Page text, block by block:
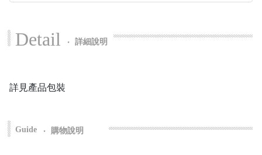
Detail ‧ 詳細說明
詳見產品包裝
Guide ‧ 購物說明